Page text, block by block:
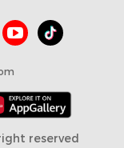
reserved